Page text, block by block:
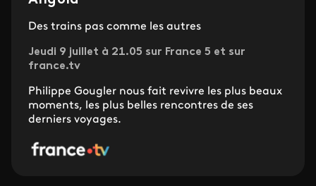
Des trains pas comme les autres
Jeudi 9 juillet à 21.05 sur France 5 et sur
france.tv
Philippe Gougler nous fait revivre les plus beaux
moments, les plus belles rencontres de ses
derniers voyages.